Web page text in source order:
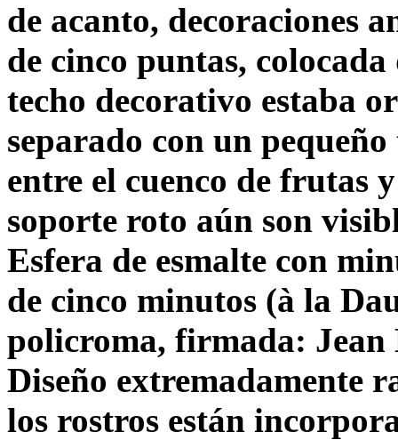
de acanto, decoraciones
de cinco puntas,
techo decorativo estaba
separado con un
entre el cuenco de frutas
soporte roto aún son
Esfera de esmalte con
de cinco minutos (à la
policroma, firmada: Jean
Diseño extremadamente
los rostros están